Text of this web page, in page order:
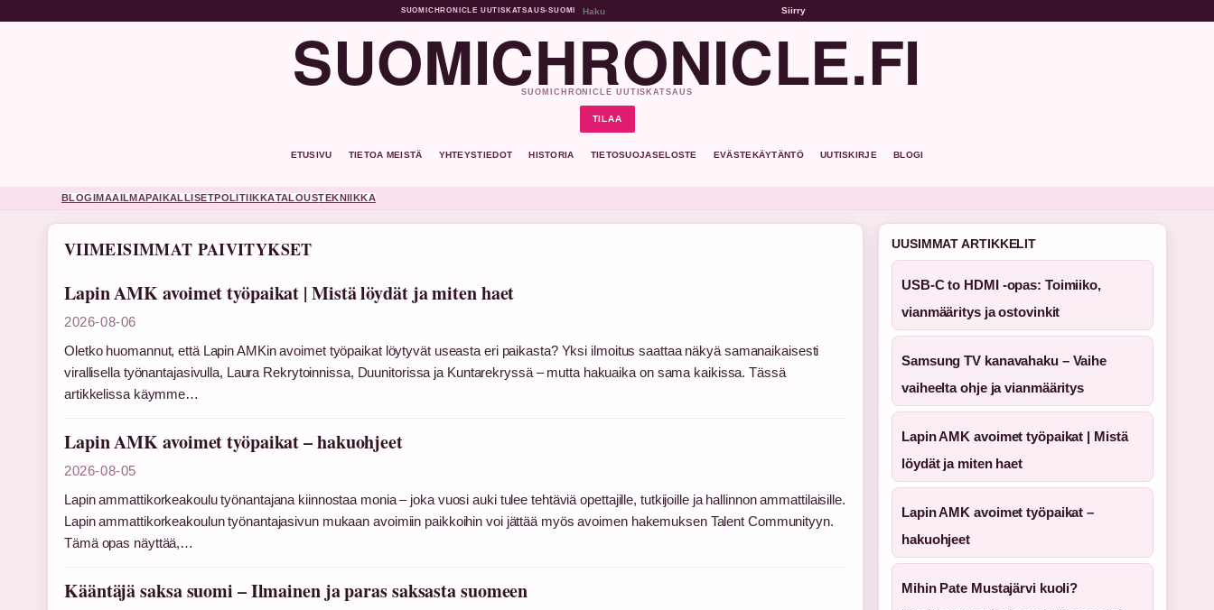
SUOMICHRONICLE UUTISKATSAUS•SUOMI Siirry
SUOMICHRONICLE.FI
SUOMICHRONICLE UUTISKATSAUS
TILAA
ETUSIVU TIETOA MEISTÄ YHTEYSTIEDOT HISTORIA TIETOSUOJASELOSTE EVÄSTEKÄYTÄNTÖ UUTISKIRJE BLOGI
BLOGIMAAILMAPAIKALLISETPOLITIIKKATALOUSTEKNIIKKA
VIIMEISIMMAT PAIVITYKSET
Lapin AMK avoimet työpaikat | Mistä löydät ja miten haet
2026-08-06
Oletko huomannut, että Lapin AMKin avoimet työpaikat löytyvät useasta eri paikasta? Yksi ilmoitus saattaa näkyä samanaikaisesti
virallisella työnantajasivulla, Laura Rekrytoinnissa, Duunitorissa ja Kuntarekryssä – mutta hakuaika on sama kaikissa. Tässä
artikkelissa käymme…
Lapin AMK avoimet työpaikat – hakuohjeet
2026-08-05
Lapin ammattikorkeakoulu työnantajana kiinnostaa monia – joka vuosi auki tulee tehtäviä opettajille, tutkijoille ja hallinnon ammattilaisille.
Lapin ammattikorkeakoulun työnantajasivun mukaan avoimiin paikkoihin voi jättää myös avoimen hakemuksen Talent Communityyn.
Tämä opas näyttää,…
Kääntäjä saksa suomi – Ilmainen ja paras saksasta suomeen
UUSIMMAT ARTIKKELIT
USB-C to HDMI -opas: Toimiiko,
vianmääritys ja ostovinkit
Samsung TV kanavahaku – Vaihe
vaiheelta ohje ja vianmääritys
Lapin AMK avoimet työpaikat | Mistä
löydät ja miten haet
Lapin AMK avoimet työpaikat –
hakuohjeet
Mihin Pate Mustajärvi kuoli?